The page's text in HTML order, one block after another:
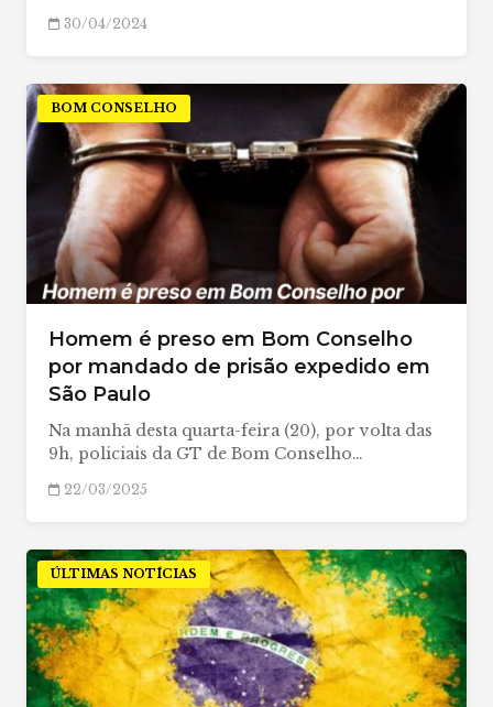
30/04/2024
BOM CONSELHO
Homem é preso em Bom Conselho
por mandado de prisão expedido em
São Paulo
Na manhã desta quarta-feira (20), por volta das
9h, policiais da GT de Bom Conselho…
22/03/2025
ÚLTIMAS NOTÍCIAS